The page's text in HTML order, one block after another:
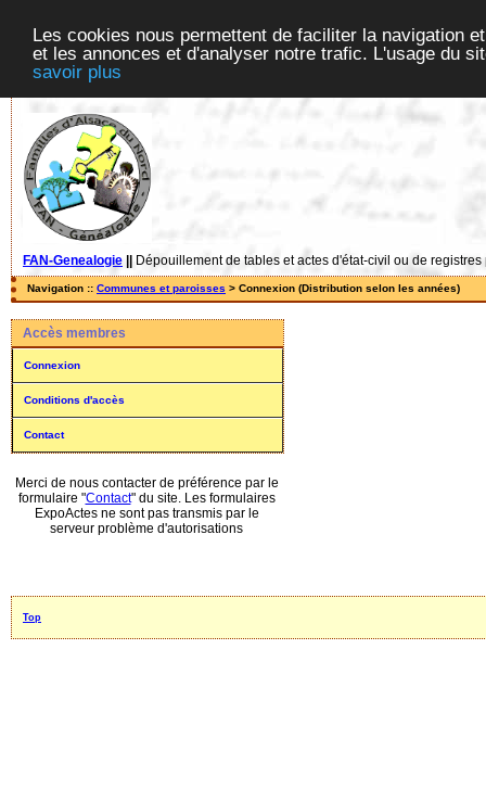
Les cookies nous permettent de faciliter la navigation
et les annonces et d'analyser notre trafic. L'usage du
savoir plus
FAN-Genealogie Dépouillement de tables et actes d'état-civil ou de
Navigation :: Communes et paroisses > Connexion (Distribution selon les années)
Accès membres
Connexion
Conditions d'accès
Contact
Merci de nous contacter de préférence par le
formulaire "Contact" du site. Les formulaires
ExpoActes ne sont pas transmis par le
serveur problème d'autorisations
Top